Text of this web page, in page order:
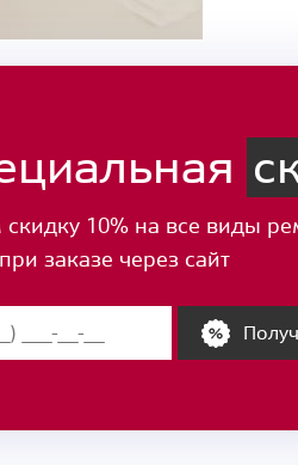
10% на все виды
заказе через сайт